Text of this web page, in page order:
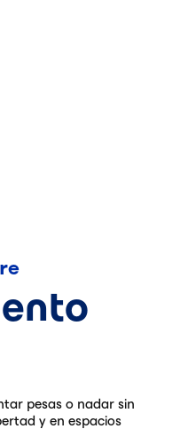
pesas o nadar sin
y en espacios